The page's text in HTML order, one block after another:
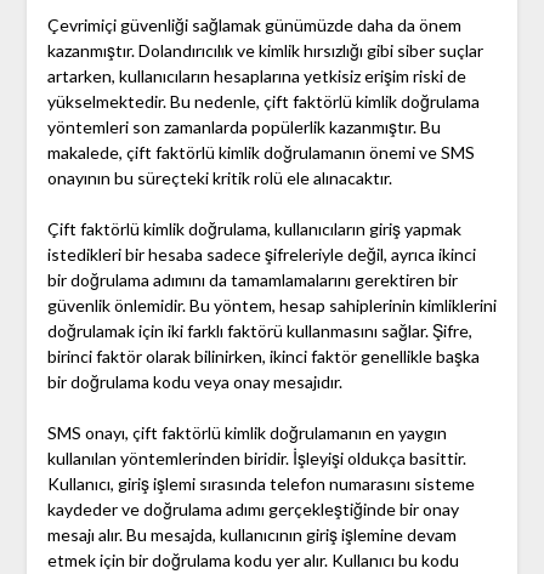
Çevrimiçi güvenliği sağlamak günümüzde daha da önem
kazanmıştır. Dolandırıcılık ve kimlik hırsızlığı gibi siber suçlar
artarken, kullanıcıların hesaplarına yetkisiz erişim riski de
yükselmektedir. Bu nedenle, çift faktörlü kimlik doğrulama
yöntemleri son zamanlarda popülerlik kazanmıştır. Bu
makalede, çift faktörlü kimlik doğrulamanın önemi ve SMS
onayının bu süreçteki kritik rolü ele alınacaktır.
Çift faktörlü kimlik doğrulama, kullanıcıların giriş yapmak
istedikleri bir hesaba sadece şifreleriyle değil, ayrıca ikinci
bir doğrulama adımını da tamamlamalarını gerektiren bir
güvenlik önlemidir. Bu yöntem, hesap sahiplerinin kimliklerini
doğrulamak için iki farklı faktörü kullanmasını sağlar. Şifre,
birinci faktör olarak bilinirken, ikinci faktör genellikle başka
bir doğrulama kodu veya onay mesajıdır.
SMS onayı, çift faktörlü kimlik doğrulamanın en yaygın
kullanılan yöntemlerinden biridir. İşleyişi oldukça basittir.
Kullanıcı, giriş işlemi sırasında telefon numarasını sisteme
kaydeder ve doğrulama adımı gerçekleştiğinde bir onay
mesajı alır. Bu mesajda, kullanıcının giriş işlemine devam
etmek için bir doğrulama kodu yer alır. Kullanıcı bu kodu